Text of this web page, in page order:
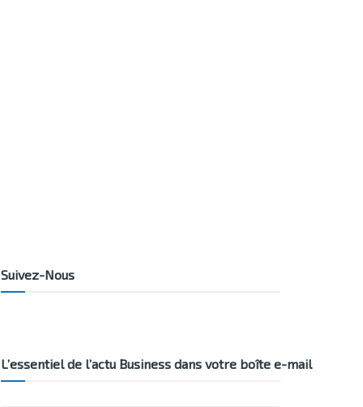
Suivez-Nous
L’essentiel de l’actu Business dans votre boîte e-mail